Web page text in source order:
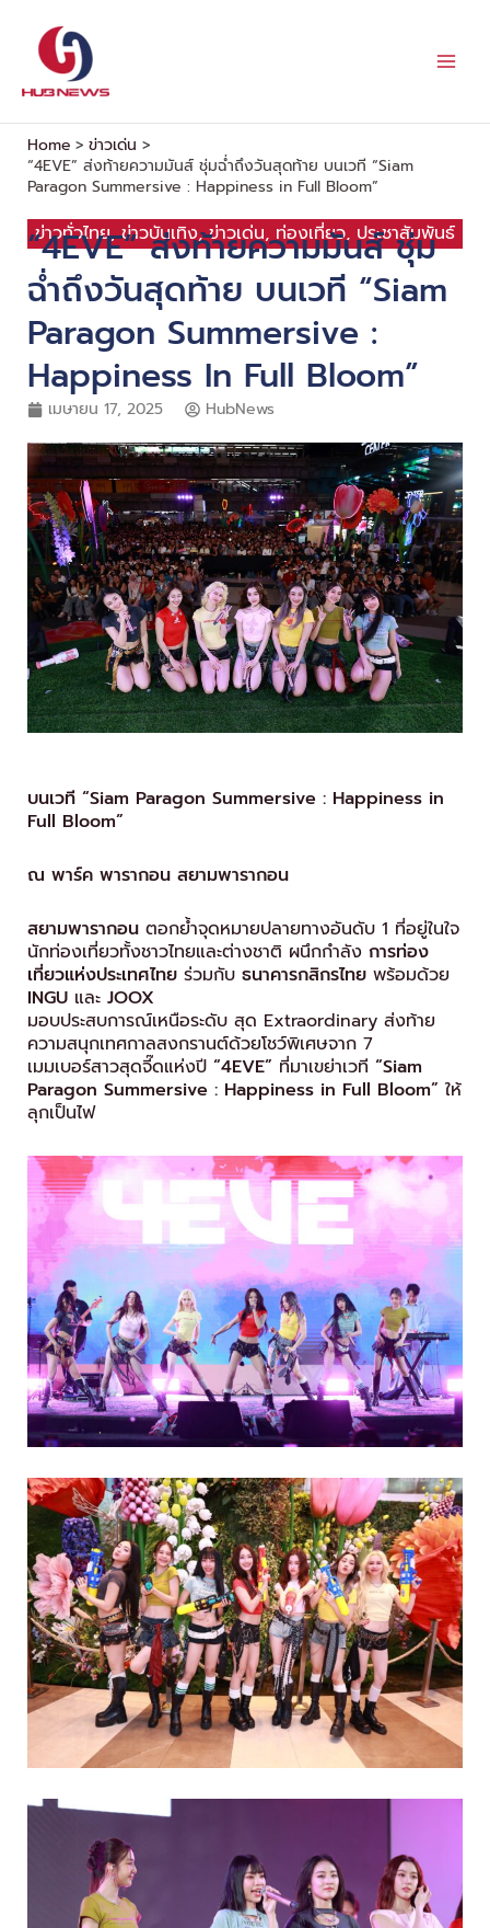
content
Home
ข่าวเด่น
“4EVE” ส่งท้ายความมันส์ ชุ่มฉ่ำถึงวันสุดท้าย บนเวที “Siam
Paragon Summersive : Happiness in Full Bloom”
ข่าวทั่วไทย,ข่าวบันเทิง,ข่าวเด่น,ท่องเที่ยว, ประชาสัมพันธ์
“4EVE” ส่งท้ายความมันส์ ชุ่ม
ฉ่ำถึงวันสุดท้าย บนเวที “Siam
Paragon Summersive :
Happiness In Full Bloom”
เมษายน 17, 2025 HubNews
บนเวที “Siam Paragon Summersive : Happiness in
Full Bloom”
ณ พาร์ค พารากอน สยามพารากอน
สยามพารากอน ตอกย้ำจุดหมายปลายทางอันดับ 1 ที่อยู่ในใจ
นักท่องเที่ยวทั้งชาวไทยและต่างชาติ ผนึกกำลัง การท่อง
เที่ยวแห่งประเทศไทย ร่วมกับ ธนาคารกสิกรไทย พร้อมด้วย
INGU และ JOOX
มอบประสบการณ์เหนือระดับ สุด Extraordinary ส่งท้าย
ความสนุกเทศกาลสงกรานต์ด้วยโชว์พิเศษจาก 7
เมมเบอร์สาวสุดจี๊ดแห่งปี “4EVE” ที่มาเขย่าเวที “Siam
Paragon Summersive : Happiness in Full Bloom” ให้
ลุกเป็นไฟ